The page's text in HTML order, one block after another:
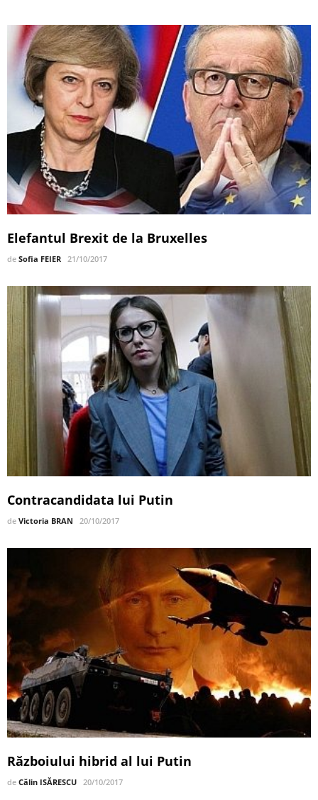
Elefantul Brexit de la Bruxelles
de Sofia FEIER 21/10/2017
Contracandidata lui Putin
de Victoria BRAN 20/10/2017
Războiului hibrid al lui Putin
de Călin ISĂRESCU 20/10/2017